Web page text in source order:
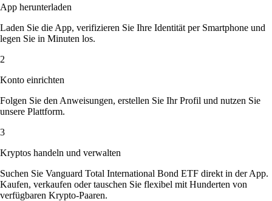
App herunterladen
Laden Sie die App, verifizieren Sie Ihre Identität per Smartphone und
legen Sie in Minuten los.
2
Konto einrichten
Folgen Sie den Anweisungen, erstellen Sie Ihr Profil und nutzen Sie
unsere Plattform.
3
Kryptos handeln und verwalten
Suchen Sie Vanguard Total International Bond ETF direkt in der App.
Kaufen, verkaufen oder tauschen Sie flexibel mit Hunderten von
verfügbaren Krypto-Paaren.